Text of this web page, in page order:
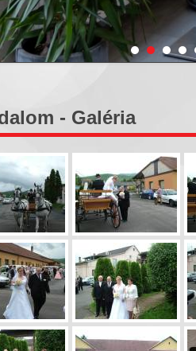
- Galéria